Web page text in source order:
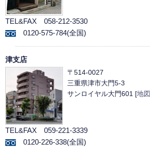
TEL&FAX 058-212-3530
0120-575-784(全国)
津支店
〒514-0027
三重県津市大門5-3
サンロイヤル大門601 [地図
TEL&FAX 059-221-3339
0120-226-338(全国)